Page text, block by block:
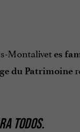
Montalivetes
du Patrimoine
TODOS.